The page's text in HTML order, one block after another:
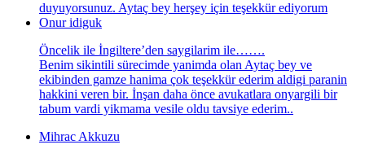
duyuyorsunuz. Aytaç bey herşey için teşekkür ediyorum
Onur idiguk
Öncelik ile İngiltere’den saygilarim ile…….
Benim sikintili sürecimde yanimda olan Aytaç bey ve
ekibinden gamze hanima çok teşekkür ederim aldigi paranin
hakkini veren bir. İnşan daha önce avukatlara onyargili bir
tabum vardi yikmama vesile oldu tavsiye ederim..
Mihrac Akkuzu